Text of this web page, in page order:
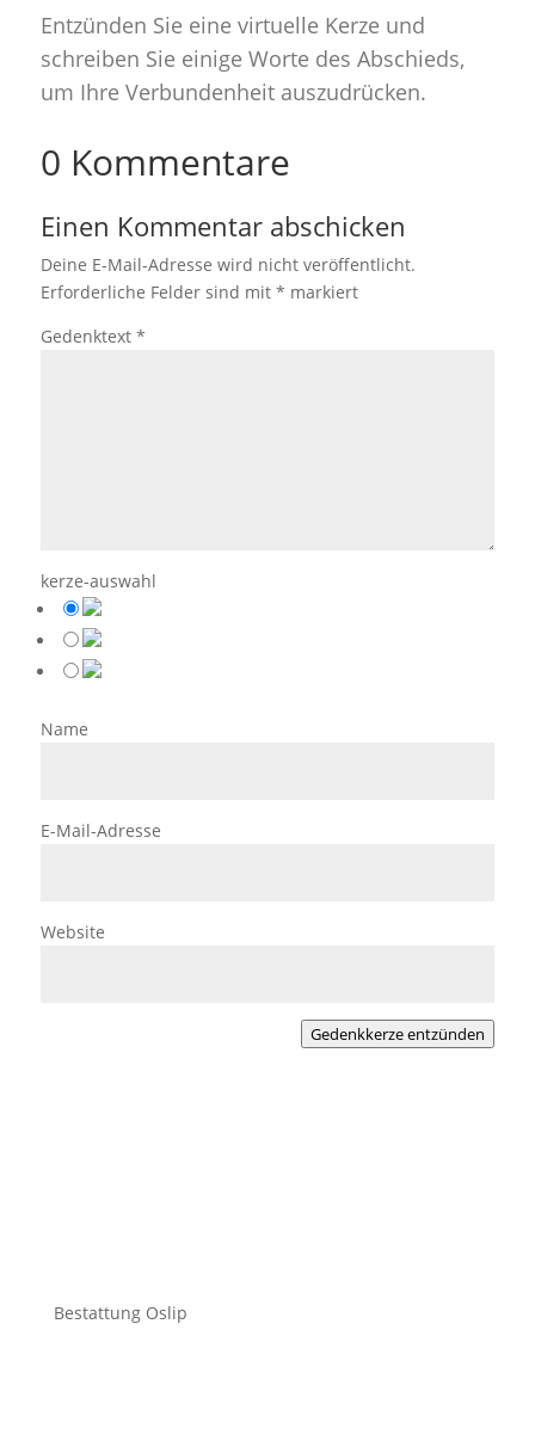
Entzünden Sie eine virtuelle Kerze und
schreiben Sie einige Worte des Abschieds,
um Ihre Verbundenheit auszudrücken.
0 Kommentare
Einen Kommentar abschicken
Deine E-Mail-Adresse wird nicht veröffentlicht.
Erforderliche Felder sind mit * markiert
Gedenktext *
kerze-auswahl
Name
E-Mail-Adresse
Website
Gedenkkerze entzünden
Bestattung Oslip